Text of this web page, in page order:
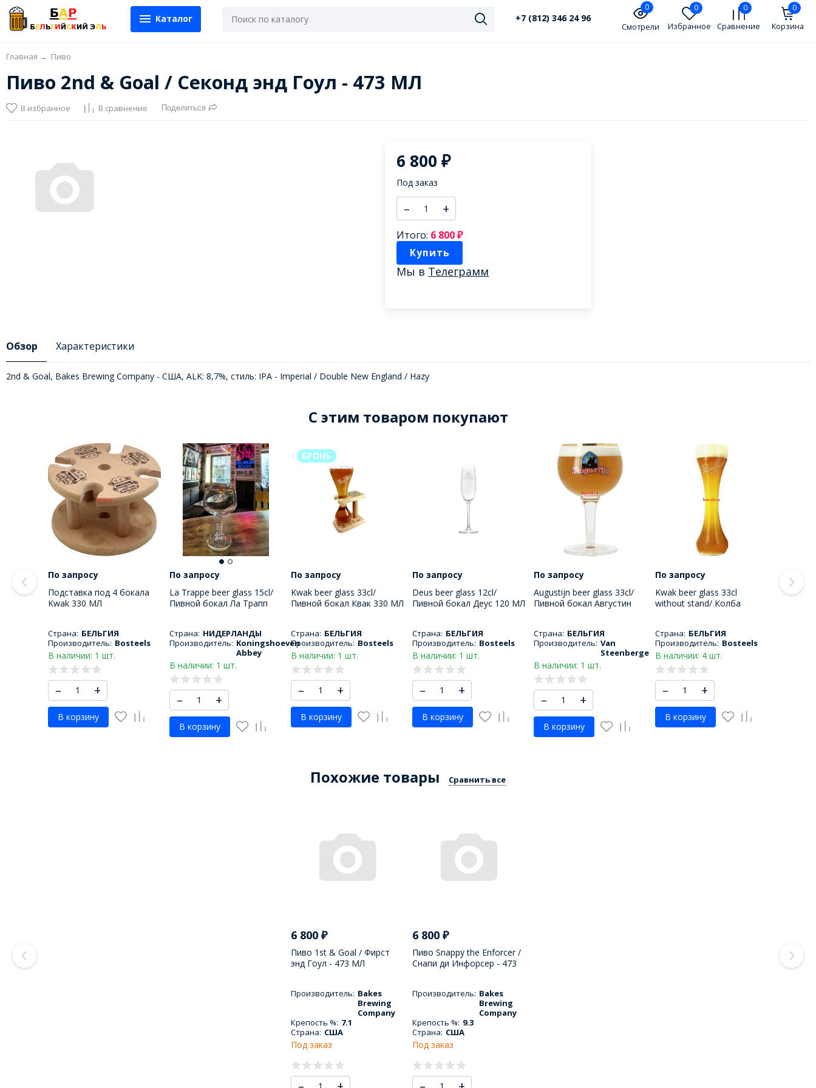
Каталог +7 (812) 346 24 96
0
Смотрели
0
Избранное
0
Сравнение
0
Корзина
Главная → Пиво
Пиво 2nd & Goal / Секонд энд Гоул - 473 МЛ
В избранное В сравнение Поделиться
6 800₽
Под заказ
– +
Итого: 6 800₽
Купить
Мы в Телеграмм
Обзор Характеристики
2nd & Goal, Bakes Brewing Company - США, ALK: 8,7%, стиль: IPA - Imperial / Double New England / Hazy
C этим товаром покупают
По запросу
Подставка под 4 бокала
Kwak 330 МЛ
Страна: БЕЛЬГИЯ
Производитель: Bosteels
В наличии: 1 шт.
– +
В корзину
По запросу
La Trappe beer glass 15cl/
Пивной бокал Ла Трапп
Страна: НИДЕРЛАНДЫ
Производитель: Koningshoeven
Abbey
В наличии: 1 шт.
– +
В корзину
БРОНЬ
По запросу
Kwak beer glass 33cl/
Пивной бокал Квак 330 МЛ
Страна: БЕЛЬГИЯ
Производитель: Bosteels
В наличии: 1 шт.
– +
В корзину
По запросу
Deus beer glass 12cl/
Пивной бокал Деус 120 МЛ
Страна: БЕЛЬГИЯ
Производитель: Bosteels
В наличии: 1 шт.
– +
В корзину
По запросу
Augustijn beer glass 33cl/
Пивной бокал Августин
Страна: БЕЛЬГИЯ
Производитель: Van
Steenberge
В наличии: 1 шт.
– +
В корзину
По запросу
Kwak beer glass 33cl
without stand/ Колба
Страна: БЕЛЬГИЯ
Производитель: Bosteels
В наличии: 4 шт.
– +
В корзину
Похожие товары Сравнить все
6 800 ₽
Пиво 1st & Goal / Фирст
энд Гоул - 473 МЛ
Производитель: Bakes
Brewing
Company
Крепость %: 7.1
Страна: США
Под заказ
6 800 ₽
Пиво Snappy the Enforcer /
Снапи ди Инфорсер - 473
Производитель: Bakes
Brewing
Company
Крепость %: 9.3
Страна: США
Под заказ